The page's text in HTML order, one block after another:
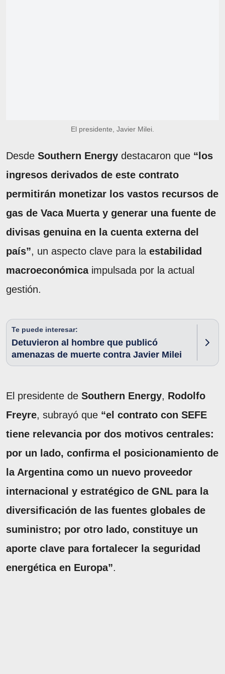
El presidente, Javier Milei.
Desde Southern Energy destacaron que “los
ingresos derivados de este contrato
permitirán monetizar los vastos recursos de
gas de Vaca Muerta y generar una fuente de
divisas genuina en la cuenta externa del
país”, un aspecto clave para la estabilidad
macroeconómicaimpulsada por la actual
gestión.
Te puede interesar:
Detuvieron al hombre que publicó
amenazas de muerte contra Javier Milei
El presidente de Southern Energy, Rodolfo
Freyre, subrayó que “el contrato con SEFE
tiene relevancia por dos motivos centrales:
por un lado, confirma el posicionamiento de
la Argentina como un nuevo proveedor
internacional y estratégico de GNL para la
diversificación de las fuentes globales de
suministro; por otro lado, constituye un
aporte clave para fortalecer la seguridad
energética en Europa”.